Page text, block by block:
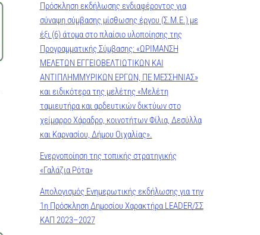
Πρόσκληση εκδήλωσης ενδιαφέροντος για
σύναψη σύμβασης μίσθωσης έργου (Σ.Μ.Ε.) με
έξι (6) άτομα στο πλαίσιο υλοποίησης της
Προγραμματικής Σύμβασης: «ΩΡΙΜΑΝΣΗ
ΜΕΛΕΤΩΝ ΕΓΓΕΙΟΒΕΛΤΙΩΤΙΚΩΝ ΚΑΙ
ΑΝΤΙΠΛΗΜΜΥΡΙΚΩΝ ΕΡΓΩΝ, ΠΕ ΜΕΣΣΗΝΙΑΣ»
και ειδικότερα της μελέτης «Μελέτη
ταμιευτήρα και αρδευτικών δικτύων στο
χείμαρρο Χάραδρο, κοινοτήτων Φίλια, Δεσύλλα
και Καρνασίου, Δήμου Οιχαλίας».
Ενεργοποίηση της τοπικής στρατηγικής
«Γαλάζια Ρότα»
Απολογισμός Ενημερωτικής εκδήλωσης για την
1η Πρόσκληση Δημοσίου Χαρακτήρα LEADER/ΣΣ
ΚΑΠ 2023–2027